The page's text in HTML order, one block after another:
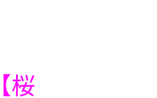
【桜